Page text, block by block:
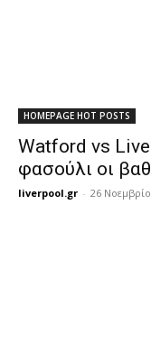
HOMEPAGE HOT POSTS
Watford vs
φασούλι οι
liverpool.gr - 26